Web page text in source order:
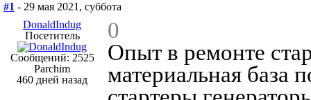
#1 - 29 мая 2021, суббота
DonaldIndug
Посетитель
Сообщений: 2525
Parchim
460 дней назад
0
Опыт в ремонте
материальная база